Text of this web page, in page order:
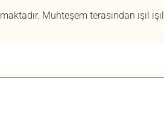
Muhteşem terasından ışıl ışıl